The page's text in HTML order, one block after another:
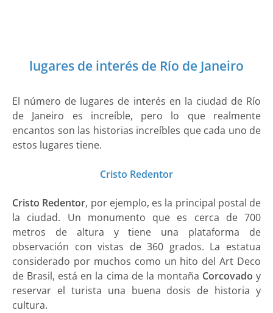
lugares de interés de Río de Janeiro
El número de lugares de interés en la ciudad de Río
de Janeiro es increíble, pero lo que realmente
encantos son las historias increíbles que cada uno de
estos lugares tiene.
Cristo Redentor
Cristo Redentor, por ejemplo, es la principal postal de
la ciudad. Un monumento que es cerca de 700
metros de altura y tiene una plataforma de
observación con vistas de 360 ​​grados. La estatua
considerado por muchos como un hito del Art Deco
de Brasil, está en la cima de la montaña Corcovadoy
reservar el turista una buena dosis de historia y
cultura.